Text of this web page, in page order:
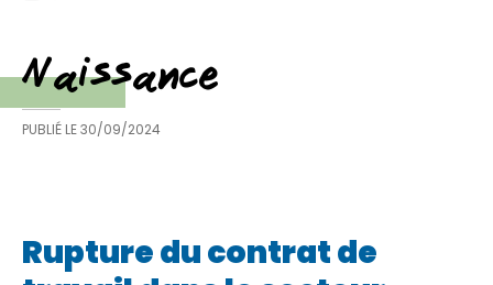
Naissance
PUBLIÉ LE30/09/2024
Rupture du contrat de